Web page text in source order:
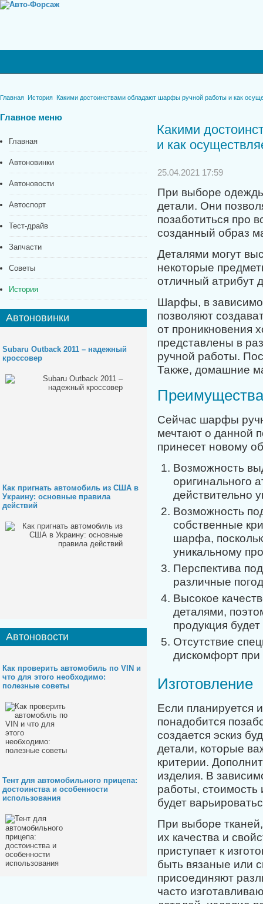
Главная История Какими достоинствами обладают шарфы ручной работы и как
Главное меню
Главная
Автоновинки
Автоновости
Автоспорт
Тест-драйв
Запчасти
Советы
История
Автоновинки
Subaru Outback 2011 – надежный
кроссовер
Как пригнать автомобиль из США в
Украину: основные правила
действий
Автоновости
Как проверить автомобиль по VIN и
что для этого необходимо:
полезные советы
Тент для автомобильного прицепа:
достоинства и особенности
использования
Какими
и как
25.04.2021 17:59
При выборе
детали. Они
позаботиться про
созданный образ
Деталями могут
некоторые
отличный атрибут
Шарфы, в
позволяют
от проникновения
представлены в
ручной работы.
Также, домашние
Преимущества
Сейчас шарфы
мечтают о данной
принесет новому
Возможность
оригинального
действительно
Возможность
собственные
шарфа,
уникальному
Перспектива
различные
Высокое
деталями,
продукция
Отсутствие
дискомфорт при
Изготовление
Если планируется
понадобится
создается эскиз
детали, которые
критерии.
изделия. В
работы, стоимость
будет
При выборе
их качества и
приступает к
быть вязаные или
присоединяют
часто